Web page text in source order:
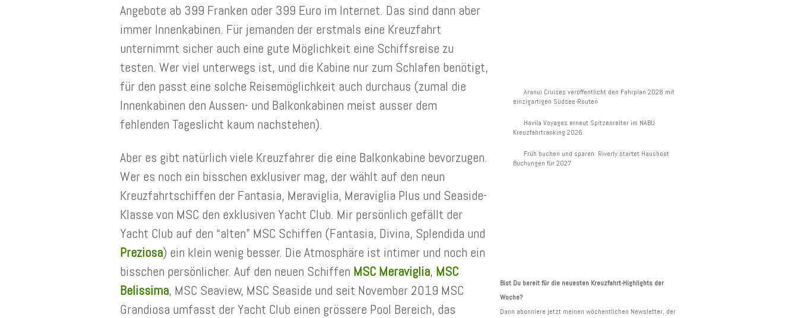
Angebote ab 399 Franken oder 399 Euro im Internet. Das sind dann aber
immer Innenkabinen. Für jemanden der erstmals eine Kreuzfahrt
unternimmt sicher auch eine gute Möglichkeit eine Schiffsreise zu
testen. Wer viel unterwegs ist, und die Kabine nur zum Schlafen benötigt,
für den passt eine solche Reisemöglichkeit auch durchaus (zumal die
Innenkabinen den Aussen- und Balkonkabinen meist ausser dem
fehlenden Tageslicht kaum nachstehen).
Aber es gibt natürlich viele Kreuzfahrer die eine Balkonkabine bevorzugen.
Wer es noch ein bisschen exklusiver mag, der wählt auf den neun
Kreuzfahrtschiffen der Fantasia, Meraviglia, Meraviglia Plus und Seaside-
Klasse von MSC den exklusiven Yacht Club. Mir persönlich gefällt der
Yacht Club auf den “alten” MSC Schiffen (Fantasia, Divina, Splendida und
Preziosa) ein klein wenig besser. Die Atmosphäre ist intimer und noch ein
bisschen persönlicher. Auf den neuen Schiffen MSC Meraviglia, MSC
Belissima, MSC Seaview, MSC Seaside und seit November 2019 MSC
Grandiosa umfasst der Yacht Club einen grössere Pool Bereich, das
Aranui Cruises veröffentlicht den Fahrplan 2028 mit
einzigartigen Südsee-Routen
Havila Voyages erneut Spitzenreiter im NABU
Kreuzfahrtranking 2026
Früh buchen und sparen: Riverly startet Hausboot
Buchungen für 2027
Bist Du bereit für die neuesten Kreuzfahrt-Highlights der
Woche?
Dann abonniere jetzt meinen wöchentlichen Newsletter, der